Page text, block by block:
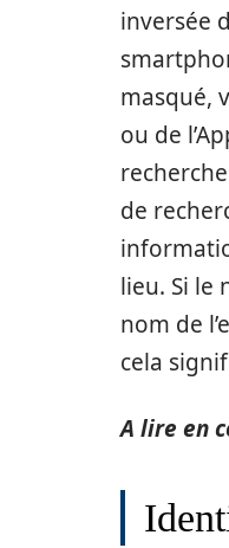
inversée
masqué,
ou de
de
lieu. Si le
nom de
cela
A lire en